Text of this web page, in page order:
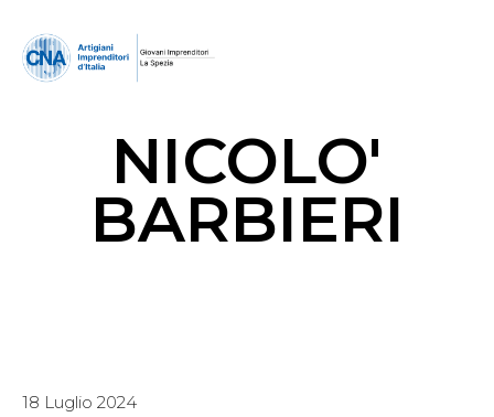
NICOLO'
BARBIERI
18 Luglio 2024